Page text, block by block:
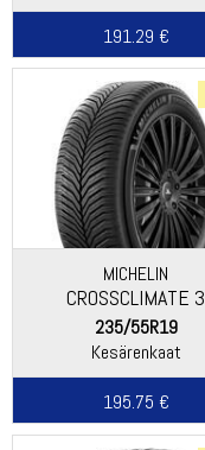
191.29 €
MICHELIN
CROSSCLIMATE 3
235/55R19
Kesärenkaat
195.75 €